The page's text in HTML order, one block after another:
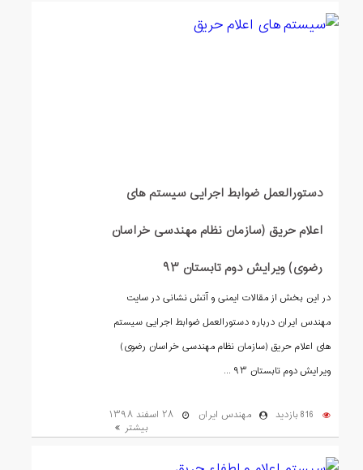
دستورالعمل ضوابط اجرایی سیستم های
اعلام حریق (سازمان نظام مهندسی خراسان
رضوی) ویرایش دوم تابستان ۹۳
در این بخش از مقالات ایمنی و آتش نشانی در سایت
مهندس ایران درباره دستورالعمل ضوابط اجرایی سیستم
های اعلام حریق (سازمان نظام مهندسی خراسان رضوی)
ویرایش دوم تابستان ۹۳ ...
816 بازدید مهندس ایران ۲۸ اسفند ۱۳۹۸
بیشتر